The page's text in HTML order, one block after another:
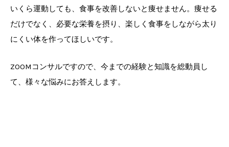
いくら運動しても、食事を改善しないと痩せません。痩せる
だけでなく、必要な栄養を摂り、楽しく食事をしながら太り
にくい体を作ってほしいです。
ZOOMコンサルですので、今までの経験と知識を総動員し
て、様々な悩みにお答えします。